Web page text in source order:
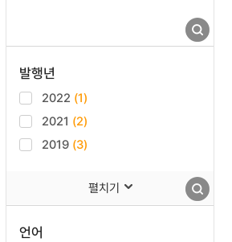
발행년
2022 (1)
2021 (2)
2019 (3)
펼치기
언어